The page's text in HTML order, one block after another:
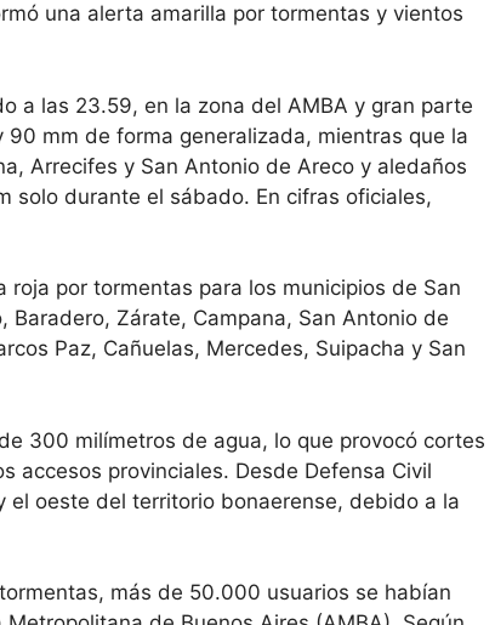
una alerta amarilla por tormentas y vientos
a las 23.59, en la zona del AMBA y gran parte
mm de forma generalizada, mientras que la
Arrecifes y San Antonio de Areco y aledaños
solo durante el sábado. En cifras oficiales,
por tormentas para los municipios de San
Baradero, Zárate, Campana, San Antonio de
Paz, Cañuelas, Mercedes, Suipacha y San
300 milímetros de agua, lo que provocó cortes
accesos provinciales. Desde Defensa Civil
oeste del territorio bonaerense, debido a la
más de 50.000 usuarios se habían